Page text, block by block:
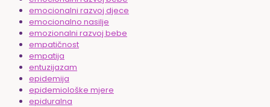
emocionalni razvoj djece
emocionalno nasilje
emozionalni razvoj bebe
empatičnost
empatija
entuzijazam
epidemija
epidemiološke mjere
epiduralna